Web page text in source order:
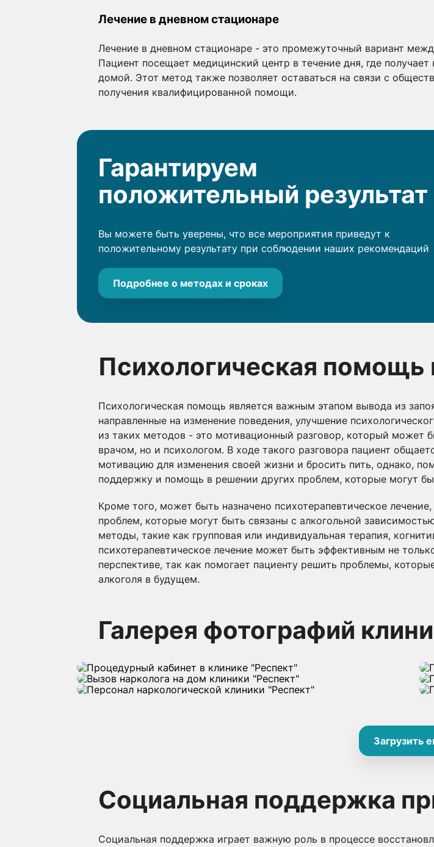
Лечение в дневном стационаре
Лечение в дневном стационаре - это промежуточный вариант
Пациент посещает медицинский центр в течение дня, где
домой. Этот метод также позволяет оставаться на связи с
получения квалифицированной помощи.
Гарантируем
положительный результат
Вы можете быть уверены, что все мероприятия приведут к
положительному результату при соблюдении наших рекомендаций
Подробнее о методах и сроках
Психологическая помощь
Психологическая помощь является важным этапом вывода из
направленные на изменение поведения, улучшение
из таких методов - это мотивационный разговор, который может
врачом, но и психологом. В ходе такого разговора пациент
мотивацию для изменения своей жизни и бросить пить, однако,
поддержку и помощь в решении других проблем, которые могут
Кроме того, может быть назначено психотерапевтическое
проблем, которые могут быть связаны с алкогольной
методы, такие как групповая или индивидуальная терапия,
психотерапевтическое лечение может быть эффективным не
перспективе, так как помогает пациенту решить проблемы,
алкоголя в будущем.
Галерея фотографий
Загрузить
Социальная поддержка
Социальная поддержка играет важную роль в процессе